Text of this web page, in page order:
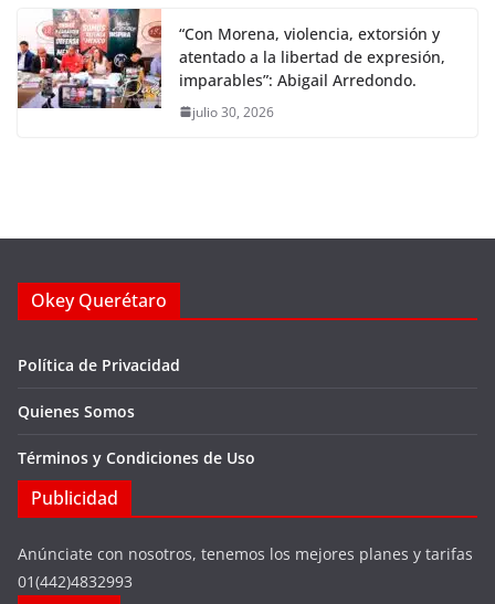
“Con Morena, violencia, extorsión y
atentado a la libertad de expresión,
imparables”: Abigail Arredondo.
julio 30, 2026
Okey Querétaro
Política de Privacidad
Quienes Somos
Términos y Condiciones de Uso
Publicidad
Anúnciate con nosotros, tenemos los mejores planes y tarifas
01(442)4832993